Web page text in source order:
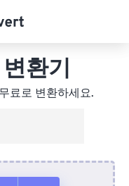
환기
료로 변환하세요.